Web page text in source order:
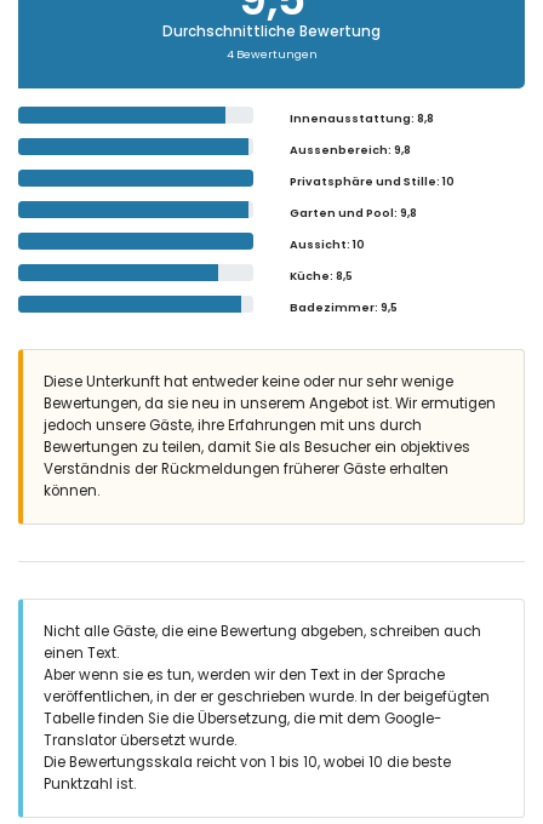
Durchschnittliche Bewertung
4 Bewertungen
Innenausstattung: 8,8
Aussenbereich: 9,8
Privatsphäre und Stille: 10
Garten und Pool: 9,8
Aussicht: 10
Küche: 8,5
Badezimmer: 9,5
Diese Unterkunft hat entweder keine oder nur sehr wenige
Bewertungen, da sie neu in unserem Angebot ist. Wir ermutigen
jedoch unsere Gäste, ihre Erfahrungen mit uns durch
Bewertungen zu teilen, damit Sie als Besucher ein objektives
Verständnis der Rückmeldungen früherer Gäste erhalten
können.
Nicht alle Gäste, die eine Bewertung abgeben, schreiben auch
einen Text.
Aber wenn sie es tun, werden wir den Text in der Sprache
veröffentlichen, in der er geschrieben wurde. In der beigefügten
Tabelle finden Sie die Übersetzung, die mit dem Google-
Translator übersetzt wurde.
Die Bewertungsskala reicht von 1 bis 10, wobei 10 die beste
Punktzahl ist.